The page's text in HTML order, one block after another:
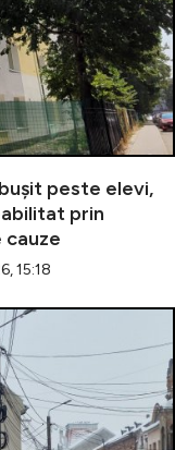
peste elevi,
prin
cauze
15:18